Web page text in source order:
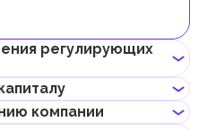
регулирующих
компании с данной группой
получение
компании